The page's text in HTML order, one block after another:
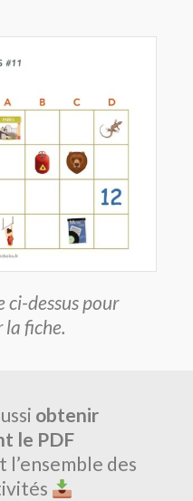
ci-dessus pour
la fiche.
obtenir
le PDF
l’ensemble des